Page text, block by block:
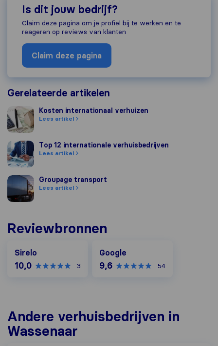
Is dit jouw bedrijf?
Claim deze pagina om je profiel bij te werken en te
reageren op reviews van klanten
Claim deze pagina
Gerelateerde artikelen
Kosten internationaal verhuizen
Kosten internationaal verhuizen
Lees artikel
Top 12 internationale verhuisbedrijven
Top 12 internationale verhuisbedrijven
Lees artikel
Groupage transport
Groupage transport
Lees artikel
Reviewbronnen
Sirelo
10,0 3
Google
9,6 54
Andere verhuisbedrijven in
Wassenaar